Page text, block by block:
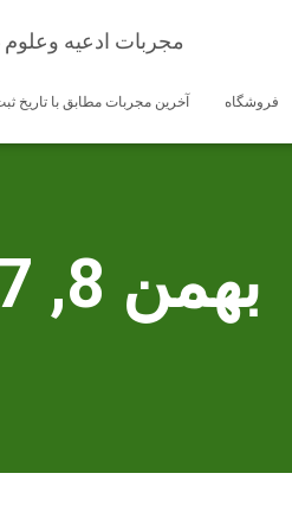
مجربات ادعیه وعلوم
آخرین مجربات مطابق با تاریخ فروشگاه
بهمن 8, 1397